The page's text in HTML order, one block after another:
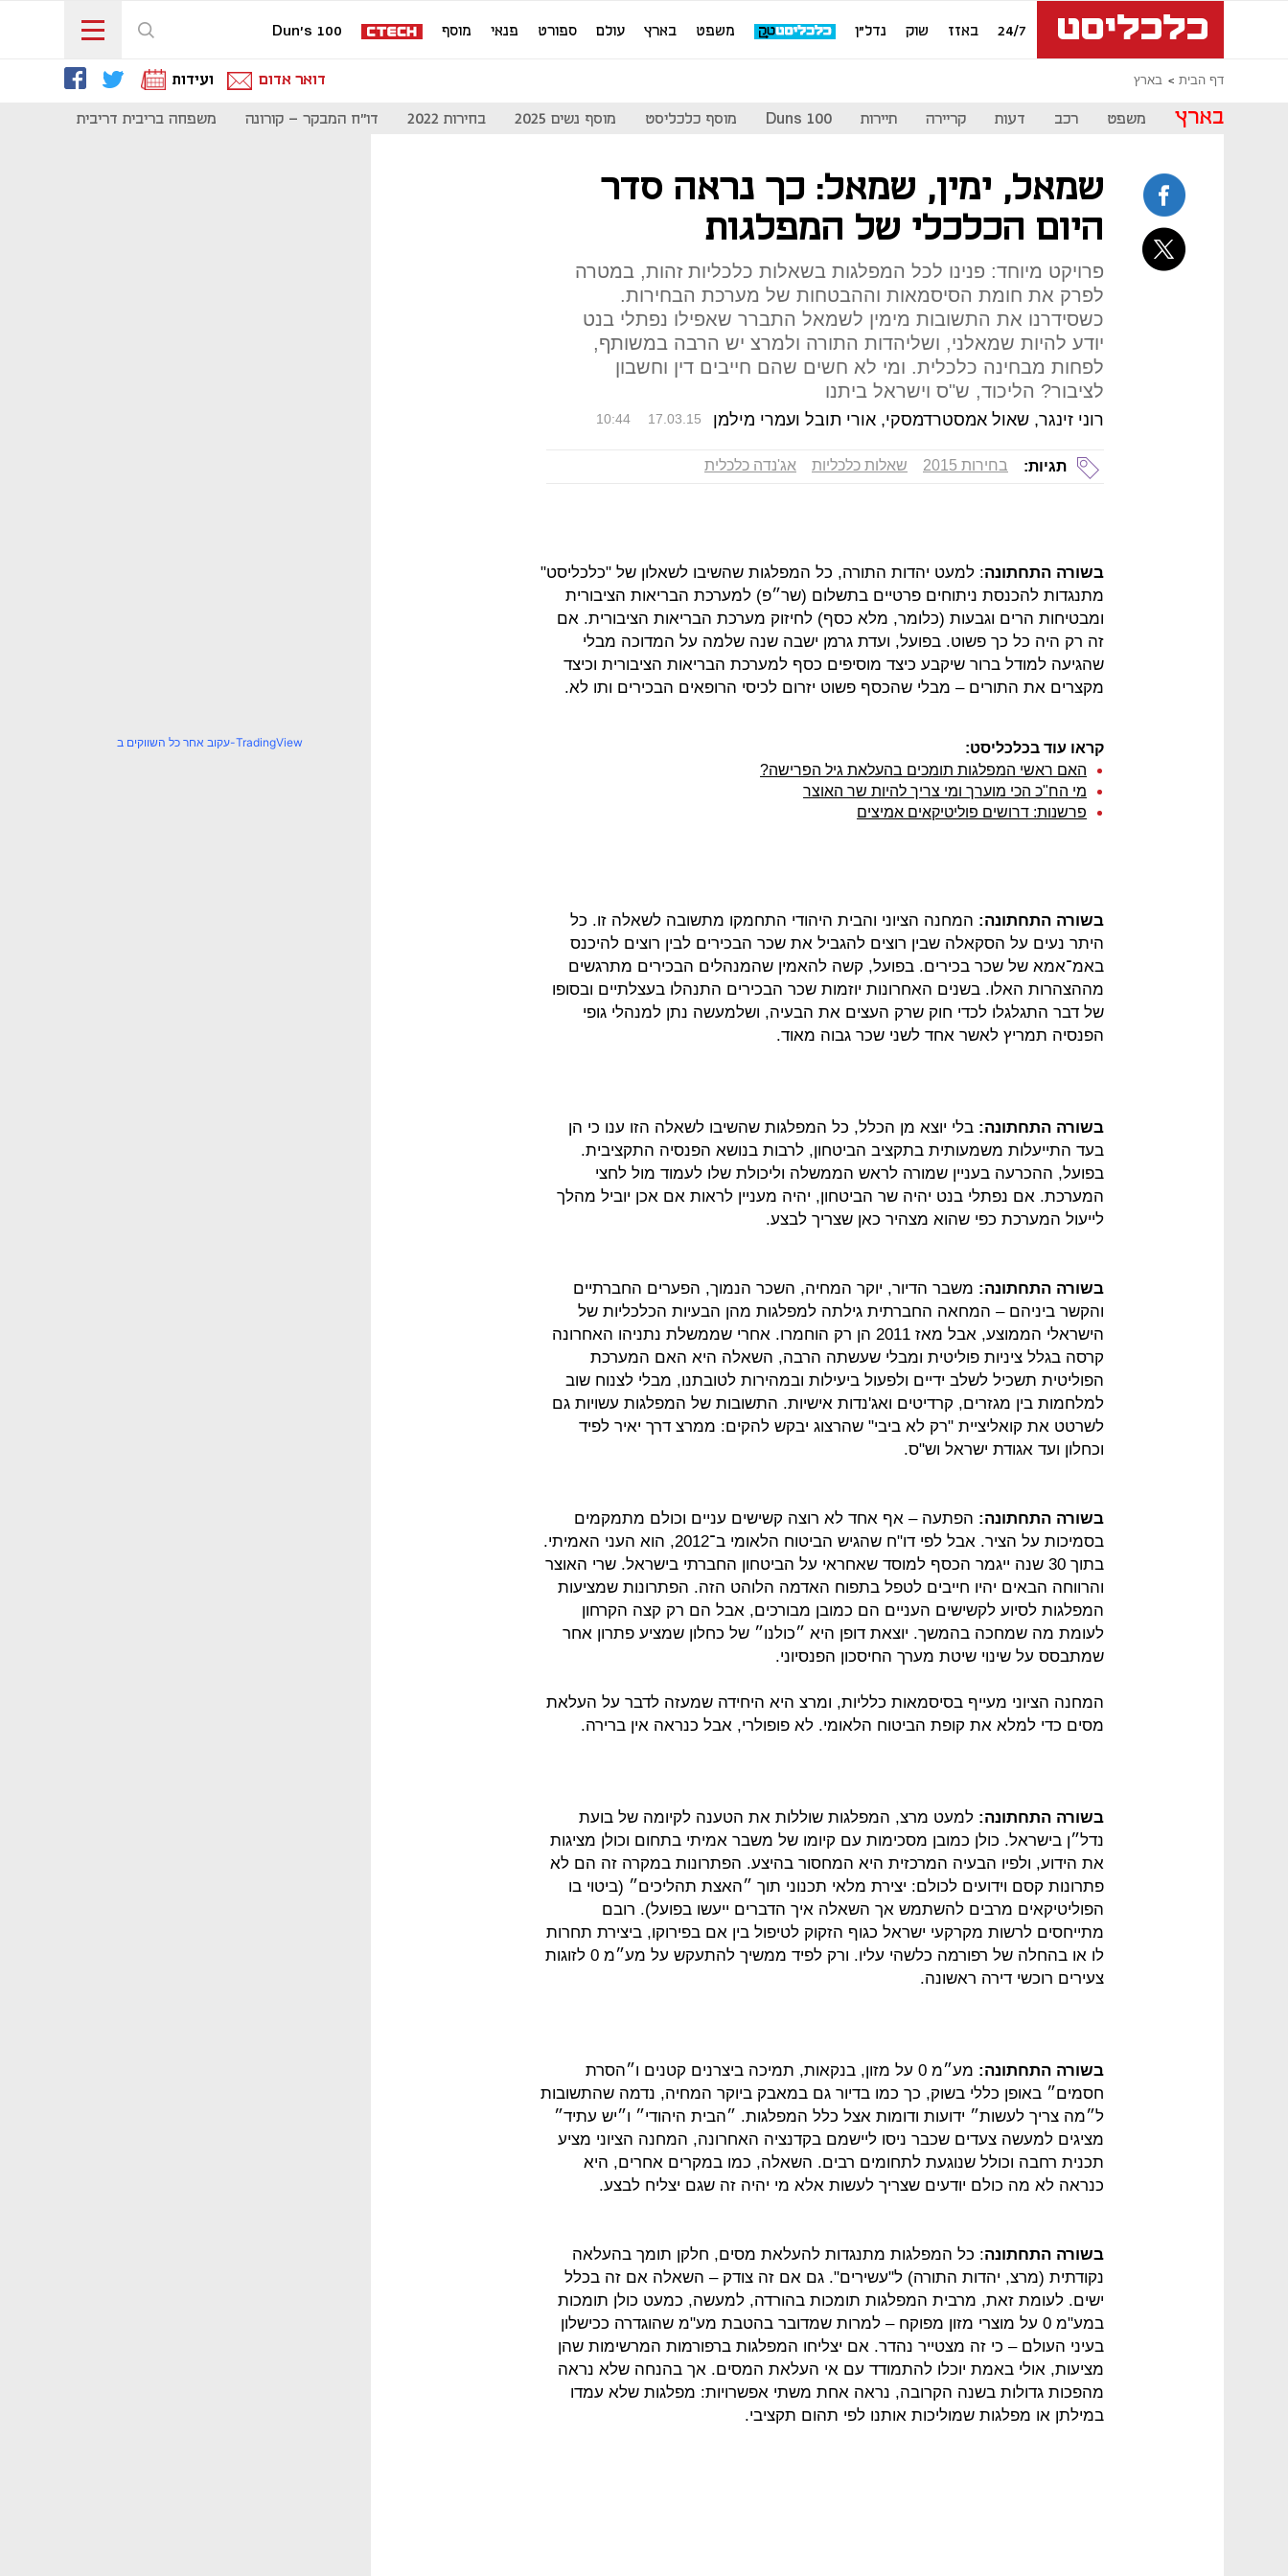
24/7 באזז שוק נדל"ן משפט בארץ עולם ספורט פנאי מוסף Dun's 100
דף הבית בארץ דואר אדום ועידות
בארץ משפט רכב דעות קריירה תיירות Duns 100 מוסף כלכליסט מוסף נשים 2025 בחירות 2022 דו"ח המבקר - קורונה משפחה בריבית דריבית
שמאל, ימין, שמאל: כך נראה סדר
היום הכלכלי של המפלגות
פרויקט מיוחד: פנינו לכל המפלגות בשאלות כלכליות זהות, במטרה
לפרק את חומת הסיסמאות וההבטחות של מערכת הבחירות.
כשסידרנו את התשובות מימין לשמאל התברר שאפילו נפתלי בנט
יודע להיות שמאלני, ושליהדות התורה ולמרצ יש הרבה במשותף,
לפחות מבחינה כלכלית. ומי לא חשים שהם חייבים דין וחשבון
לציבור? הליכוד, ש"ס וישראל ביתנו
רוני זינגר, שאול אמסטרדמסקי, אורי תובל ועמרי מילמן 10:44 17.03.15
תגיות: בחירות 2015 שאלות כלכליות אג'נדה כלכלית
בשורה התחתונה: למעט יהדות התורה, כל המפלגות שהשיבו לשאלון של "כלכליסט"
מתנגדות להכנסת ניתוחים פרטיים בתשלום (שר״פ) למערכת הבריאות הציבורית
ומבטיחות הרים וגבעות (כלומר, מלא כסף) לחיזוק מערכת הבריאות הציבורית. אם
זה רק היה כל כך פשוט. בפועל, ועדת גרמן ישבה שנה שלמה על המדוכה מבלי
שהגיעה למודל ברור שיקבע כיצד מוסיפים כסף למערכת הבריאות הציבורית וכיצד
מקצרים את התורים – מבלי שהכסף פשוט יזרום לכיסי הרופאים הבכירים ותו לא.
קראו עוד בכלכליסט:
האם ראשי המפלגות תומכים בהעלאת גיל הפרישה?
מי הח"כ הכי מוערך ומי צריך להיות שר האוצר
פרשנות: דרושים פוליטיקאים אמיצים
בשורה התחתונה: המחנה הציוני והבית היהודי התחמקו מתשובה לשאלה זו. כל
היתר נעים על הסקאלה שבין רוצים להגביל את שכר הבכירים לבין רוצים להיכנס
באמ־אמא של שכר בכירים. בפועל, קשה להאמין שהמנהלים הבכירים מתרגשים
מההצהרות האלו. בשנים האחרונות יוזמות שכר הבכירים התנהלו בעצלתיים ובסופו
של דבר התגלגלו לכדי חוק שרק העצים את הבעיה, ושלמעשה נתן למנהלי גופי
הפנסיה תמריץ לאשר אחד לשני שכר גבוה מאוד.
בשורה התחתונה: בלי יוצא מן הכלל, כל המפלגות שהשיבו לשאלה הזו ענו כי הן
בעד התייעלות משמעותית בתקציב הביטחון, לרבות בנושא הפנסיה התקציבית.
בפועל, ההכרעה בעניין שמורה לראש הממשלה וליכולת שלו לעמוד מול לחצי
המערכת. אם נפתלי בנט יהיה שר הביטחון, יהיה מעניין לראות אם אכן יוביל מהלך
לייעול המערכת כפי שהוא מצהיר כאן שצריך לבצע.
בשורה התחתונה: משבר הדיור, יוקר המחיה, השכר הנמוך, הפערים החברתיים
והקשר ביניהם – המחאה החברתית גילתה למפלגות מהן הבעיות הכלכליות של
הישראלי הממוצע, אבל מאז 2011 הן רק הוחמרו. אחרי שממשלת נתניהו האחרונה
קרסה בגלל ציניות פוליטית ומבלי שעשתה הרבה, השאלה היא האם המערכת
הפוליטית תשכיל לשלב ידיים ולפעול ביעילות ובמהירות לטובתנו, מבלי לצנוח שוב
למלחמות בין מגזרים, קרדיטים ואג'נדות אישיות. התשובות של המפלגות עשויות גם
לשרטט את קואליציית "רק לא ביבי" שהרצוג יבקש להקים: ממרצ דרך יאיר לפיד
וכחלון ועד אגודת ישראל וש"ס.
בשורה התחתונה: הפתעה – אף אחד לא רוצה קשישים עניים וכולם מתמקמים
בסמיכות על הציר. אבל לפי דו"ח שהגיש הביטוח הלאומי ב־2012, הוא העני האמיתי.
בתוך 30 שנה ייגמר הכסף למוסד שאחראי על הביטחון החברתי בישראל. שרי האוצר
והרווחה הבאים יהיו חייבים לטפל בתפוח האדמה הלוהט הזה. הפתרונות שמציעות
המפלגות לסיוע לקשישים העניים הם כמובן מבורכים, אבל הם רק קצה הקרחון
לעומת מה שמחכה בהמשך. יוצאת דופן היא ״כולנו״ של כחלון שמציע פתרון אחר
שמתבסס על שינוי שיטת מערך החיסכון הפנסיוני.
המחנה הציוני מעייף בסיסמאות כלליות, ומרצ היא היחידה שמעזה לדבר על העלאת
מסים כדי למלא את קופת הביטוח הלאומי. לא פופולרי, אבל כנראה אין ברירה.
בשורה התחתונה: למעט מרצ, המפלגות שוללות את הטענה לקיומה של בועת
נדל״ן בישראל. כולן כמובן מסכימות עם קיומו של משבר אמיתי בתחום וכולן מציגות
את הידוע, ולפיו הבעיה המרכזית היא המחסור בהיצע. הפתרונות במקרה זה הם לא
פתרונות קסם וידועים לכולם: יצירת מלאי תכנוני תוך ״האצת תהליכים״ (ביטוי בו
הפוליטיקאים מרבים להשתמש אך השאלה איך הדברים ייעשו בפועל). רובם
מתייחסים לרשות מקרקעי ישראל כגוף הזקוק לטיפול בין אם בפירוקו, ביצירת תחרות
לו או בהחלה של רפורמה כלשהי עליו. ורק לפיד ממשיך להתעקש על מע״מ 0 לזוגות
צעירים רוכשי דירה ראשונה.
בשורה התחתונה:
מע״מ 0 על מזון, בנקאות, תמיכה ביצרנים קטנים ו״הסרת
חסמים״ באופן כללי בשוק, כך כמו בדיור גם במאבק ביוקר המחיה, נדמה שהתשובות
ל״מה צריך לעשות״ ידועות ודומות אצל כלל המפלגות. ״הבית היהודי״ ו״יש עתיד״
מציגים למעשה צעדים שכבר ניסו ליישמם בקדנציה האחרונה, המחנה הציוני מציע
תכנית רחבה וכולל שנוגעת לתחומים רבים. השאלה, כמו במקרים אחרים, היא
כנראה לא מה כולם יודעים שצריך לעשות אלא מי יהיה זה שגם יצליח לבצע.
בשורה התחתונה: כל המפלגות מתנגדות להעלאת מסים, חלקן תומך בהעלאה
נקודתית (מרצ, יהדות התורה) ל"עשירים". גם אם זה צודק – השאלה אם זה בכלל
ישים. לעומת זאת, מרבית המפלגות תומכות בהורדה, למעשה, כמעט כולן תומכות
במע"מ 0 על מוצרי מזון מפוקח – למרות שמדובר בהטבת מע"מ שהוגדרה ככישלון
בעיני העולם – כי זה מצטייר נהדר. אם יצליחו המפלגות ברפורמות המרשימות שהן
מציעות, אולי באמת יוכלו להתמודד עם אי העלאת המסים. אך בהנחה שלא נראה
מהפכות גדולות בשנה הקרובה, נראה אחת משתי אפשרויות: מפלגות שלא עמדו
במילתן או מפלגות שמוליכות אותנו לפי תהום תקציבי.
עקוב אחר כל השווקים ב-TradingView